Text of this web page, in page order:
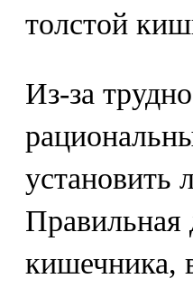
толстой
Из-за
установить
Правильная
кишечника,